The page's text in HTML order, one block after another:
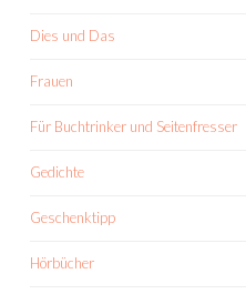
Dies und Das
Frauen
Für Buchtrinker und Seitenfresser
Gedichte
Geschenktipp
Hörbücher